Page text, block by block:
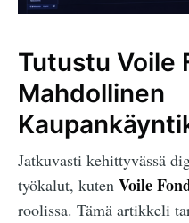
Tutustu Voile
Mahdollinen
Jatkuvasti kehittyvässä
työkalut, kuten Voile
roolissa. Tämä artikkeli